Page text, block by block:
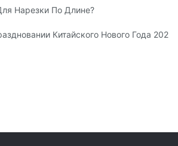
Нарезки По Длине?
Китайского Нового Года 2026